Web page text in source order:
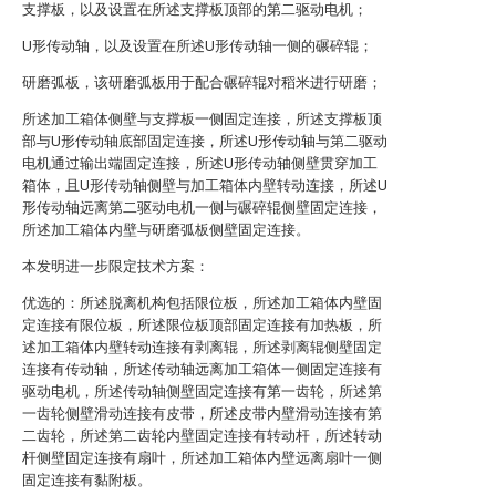
支撑板，以及设置在所述支撑板顶部的第二驱动电机；
U形传动轴，以及设置在所述U形传动轴一侧的碾碎辊；
研磨弧板，该研磨弧板用于配合碾碎辊对稻米进行研磨；
所述加工箱体侧壁与支撑板一侧固定连接，所述支撑板顶
部与U形传动轴底部固定连接，所述U形传动轴与第二驱动
电机通过输出端固定连接，所述U形传动轴侧壁贯穿加工
箱体，且U形传动轴侧壁与加工箱体内壁转动连接，所述U
形传动轴远离第二驱动电机一侧与碾碎辊侧壁固定连接，
所述加工箱体内壁与研磨弧板侧壁固定连接。
本发明进一步限定技术方案：
优选的：所述脱离机构包括限位板，所述加工箱体内壁固
定连接有限位板，所述限位板顶部固定连接有加热板，所
述加工箱体内壁转动连接有剥离辊，所述剥离辊侧壁固定
连接有传动轴，所述传动轴远离加工箱体一侧固定连接有
驱动电机，所述传动轴侧壁固定连接有第一齿轮，所述第
一齿轮侧壁滑动连接有皮带，所述皮带内壁滑动连接有第
二齿轮，所述第二齿轮内壁固定连接有转动杆，所述转动
杆侧壁固定连接有扇叶，所述加工箱体内壁远离扇叶一侧
固定连接有黏附板。